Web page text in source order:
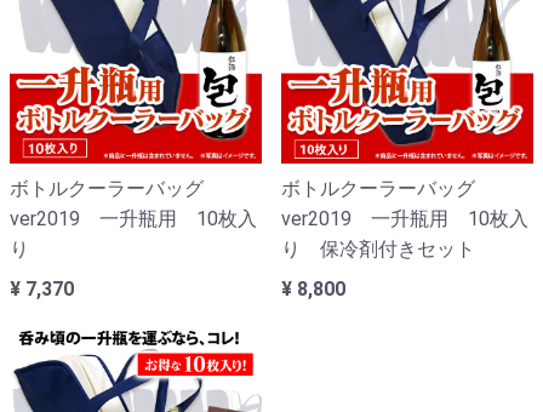
ボトルクーラーバッグ
ver2019 一升瓶用 10枚入
り
¥ 7,370
ボトルクーラーバッグ
ver2019 一升瓶用 10枚入
り 保冷剤付きセット
¥ 8,800